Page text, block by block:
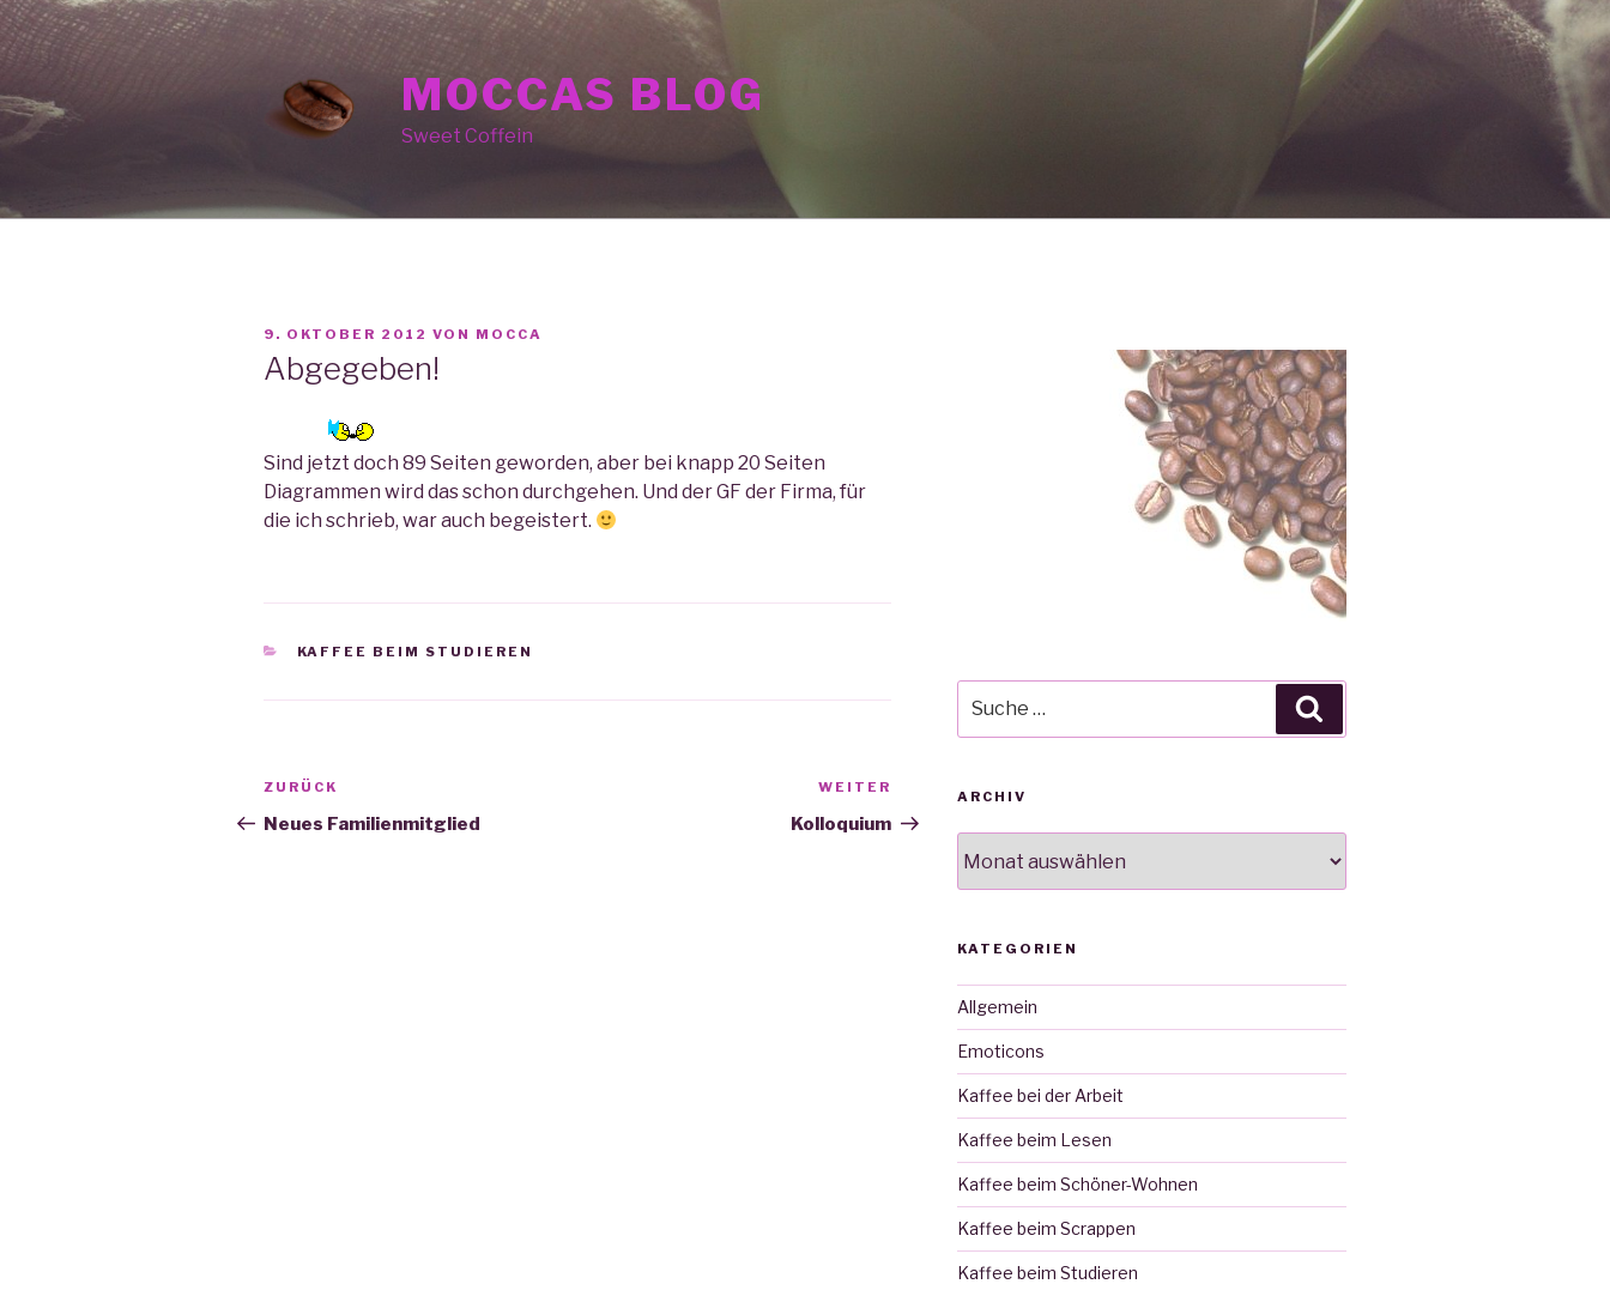
Zum
Inhalt
springen
MOCCAS BLOG
Sweet Coffein
VERÖFFENTLICHT
AM
9. OKTOBER 2012 VON MOCCA
Abgegeben!
Sind jetzt doch 89 Seiten geworden, aber bei knapp 20 Seiten
Diagrammen wird das schon durchgehen. Und der GF der Firma, für
die ich schrieb, war auch begeistert.
KATEGORIEN
KAFFEE BEIM STUDIEREN
Beitrags-
Navigation
Vorheriger
Beitrag
ZURÜCK
Neues Familienmitglied
Nächster
Beitrag
WEITER
Kolloquium
nach:
ARCHIV
KATEGORIEN
Allgemein
Emoticons
Kaffee bei der Arbeit
Kaffee beim Lesen
Kaffee beim Schöner-Wohnen
Kaffee beim Scrappen
Kaffee beim Studieren